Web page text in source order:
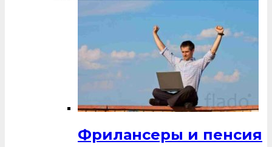
Фрилансеры и пенсия